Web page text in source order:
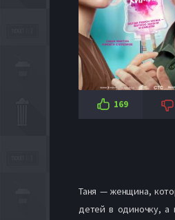
169
Таня — женщина,
детей в одиночку, а